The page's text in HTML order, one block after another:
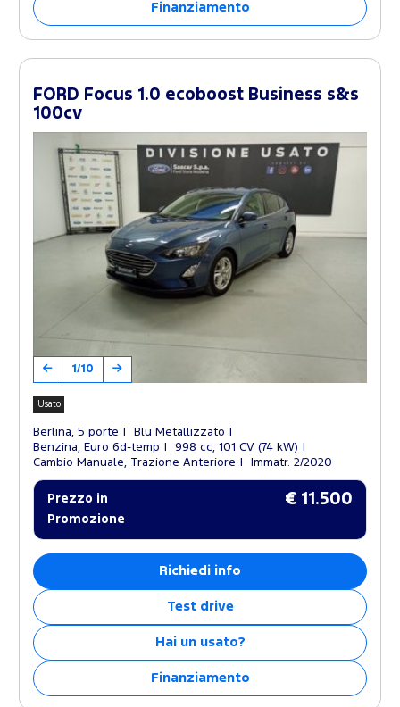
Finanziamento
FORD Focus 1.0 ecoboost Business s&s
100cv
1/10
Usato
Berlina, 5 porte
Blu Metallizzato
Benzina, Euro 6d-temp
998 cc, 101 CV (74 kW)
Cambio Manuale, Trazione Anteriore
Immatr. 2/2020
Prezzo in
Promozione
€ 11.500
Richiedi info
Test drive
Hai un usato?
Finanziamento